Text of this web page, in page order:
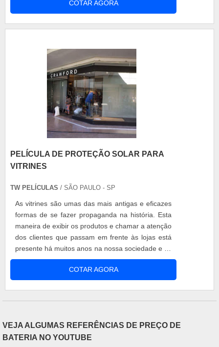
por plataforma guincho à venda é necessário
contar com um equipamento de confiança.
COTAR AGORA
PELÍCULA DE PROTEÇÃO SOLAR PARA
VITRINES
TW PELÍCULAS / SÃO PAULO - SP
As vitrines são umas das mais antigas e eficazes
formas de se fazer propaganda na história. Esta
maneira de exibir os produtos e chamar a atenção
dos clientes que passam em frente às lojas está
presente há muitos anos na nossa sociedade e se
mantém em constante utilização devido à sua
funcionalidade. No entanto, nos casos de lojas de
rua, por exemplo, essas vitrines contam com o
COTAR AGORA
VEJA ALGUMAS REFERÊNCIAS DE PREÇO DE
BATERIA NO YOUTUBE